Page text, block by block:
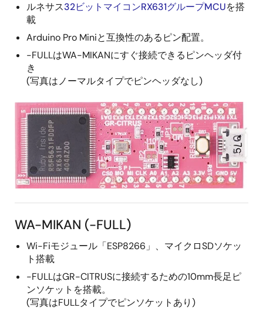
ルネサス32ビットマイコンRX631グループMCUを搭
載
Arduino Pro Miniと互換性のあるピン配置。
-FULLはWA-MIKANにすぐ接続できるピンヘッダ付
き
(写真はノーマルタイプでピンヘッダなし)
WA-MIKAN (-FULL)
Wi-Fiモジュール「ESP8266」、マイクロSDソケッ
ト搭載
-FULLはGR-CITRUSに接続するための10mm長足ピ
ンソケットを搭載。
(写真はFULLタイプでピンソケットあり)